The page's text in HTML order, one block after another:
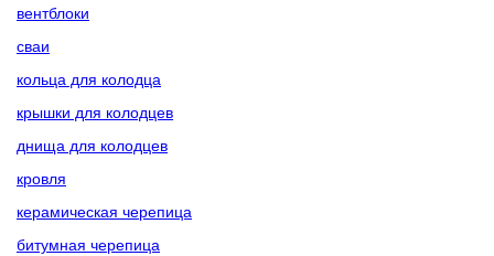
вентблоки
сваи
кольца для колодца
крышки для колодцев
днища для колодцев
кровля
керамическая черепица
битумная черепица